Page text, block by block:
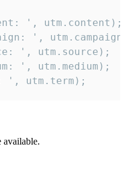
', utm.content);
',
', utm.source);
', utm.medium);
', utm.term);
available.